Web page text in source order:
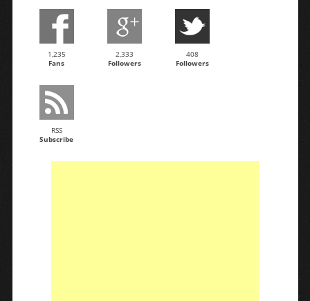
1,235
Fans
2,333
Followers
408
Followers
RSS
Subscribe